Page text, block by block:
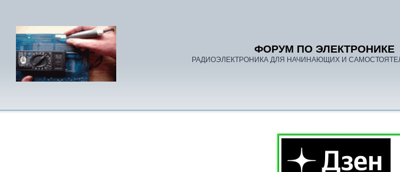
ФОРУМ ПО ЭЛЕКТРОНИКЕ
РАДИОЭЛЕКТРОНИКА ДЛЯ НАЧИНАЮЩИХ И